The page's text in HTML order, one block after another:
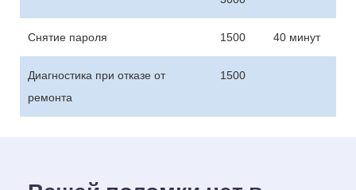
Снятие пароля 1500 40 минут
Диагностика при отказе от
ремонта
1500